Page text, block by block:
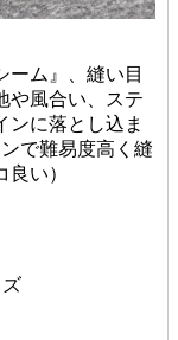
ーム』、縫い目
や風合い、ステ
ンに落とし込ま
で難易度高く縫
い）